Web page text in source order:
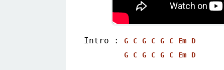
Intro : G C G C G C Em
D
G
C G C G C Em D